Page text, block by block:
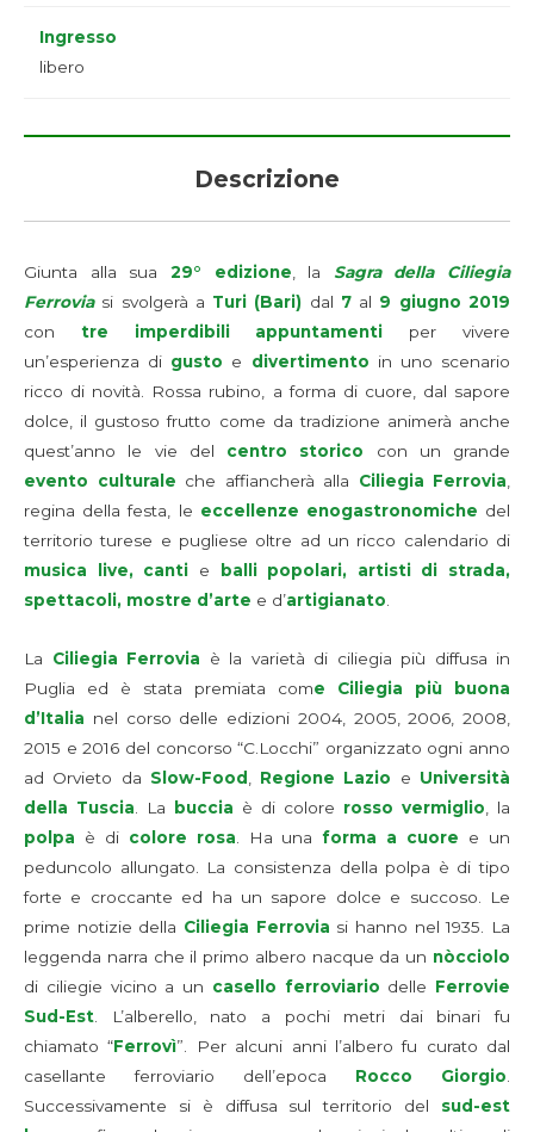
Ingresso
libero
Descrizione
Giunta alla sua 29° edizione, la Sagra della Ciliegia
Ferroviasi svolgerà a Turi (Bari) dal 7al 9 giugno 2019
con tre imperdibili appuntamenti per vivere
un’esperienza di gusto e divertimento in uno scenario
ricco di novità. Rossa rubino, a forma di cuore, dal sapore
dolce, il gustoso frutto come da tradizione animerà anche
quest’anno le vie del centro storico con un grande
evento culturale che affiancherà alla Ciliegia Ferrovia,
regina della festa, le eccellenze enogastronomiche del
territorio turese e pugliese oltre ad un ricco calendario di
musica live, canti e
balli popolari, artisti di strada,
spettacoli, mostre d’arte e d’artigianato.
La Ciliegia Ferrovia è la varietà di ciliegia più diffusa in
Puglia ed è stata premiata come Ciliegia più buona
d’Italia nel corso delle edizioni 2004, 2005, 2006, 2008,
2015 e 2016 del concorso “C.Locchi” organizzato ogni anno
ad Orvieto da Slow-Food ,Regione Lazio e Università
della Tuscia. La buccia è di colore rosso vermiglio, la
polpa è di colore rosa. Ha unaforma a cuore e un
peduncolo allungato. La consistenza della polpa è di tipo
forte e croccante ed ha un sapore dolce e succoso. Le
prime notizie della Ciliegia Ferrovia si hanno nel 1935. La
leggenda narra che il primo albero nacque da un nòcciolo
di ciliegie vicino a un casello ferroviario delle Ferrovie
Sud-Est. L’alberello, nato a pochi metri dai binari fu
chiamato “Ferrovì”. Per alcuni anni l’albero fu curato dal
casellante ferroviario dell’epoca Rocco Giorgio.
Successivamente si è diffusa sul territorio del sud-est